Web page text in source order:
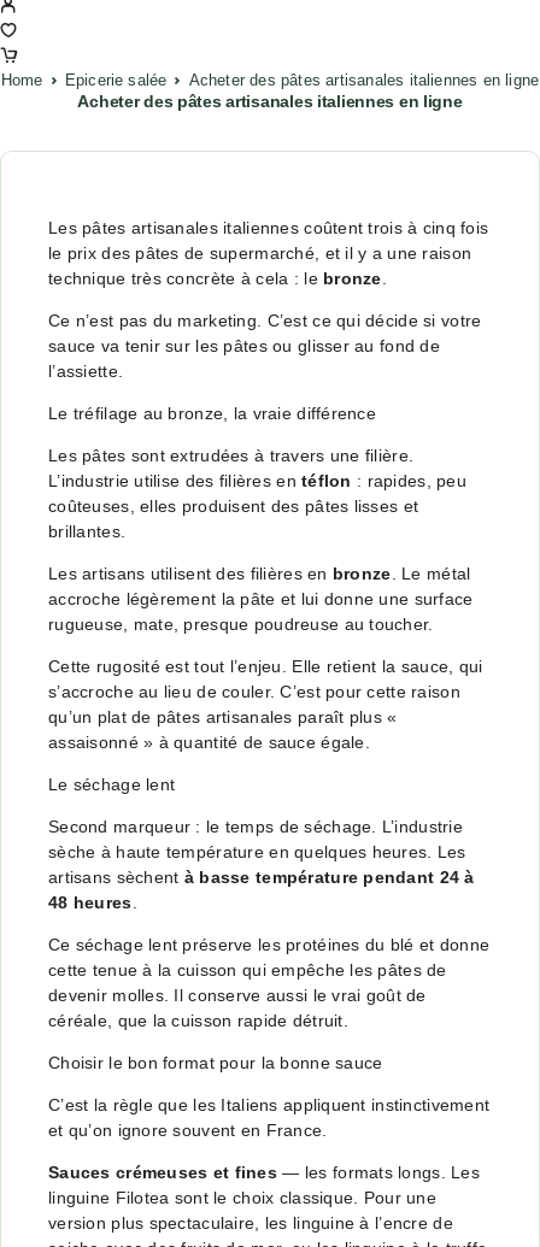
Home Epicerie salée Acheter des pâtes artisanales italiennes en ligne
Acheter des pâtes artisanales italiennes en ligne
Les pâtes artisanales italiennes coûtent trois à cinq fois
le prix des pâtes de supermarché, et il y a une raison
technique très concrète à cela : le bronze
Ce n’est pas du marketing. C’est ce qui décide si votre
sauce va tenir sur les pâtes ou glisser au fond de
l’assiette.
Le tréfilage au bronze, la vraie différence
Les pâtes sont extrudées à travers une filière.
L’industrie utilise des filières entéflon : rapides, peu
coûteuses, elles produisent des pâtes lisses et
brillantes.
Les artisans utilisent des filières en bronze . Le métal
accroche légèrement la pâte et lui donne une surface
rugueuse, mate, presque poudreuse au toucher.
Cette rugosité est tout l’enjeu. Elle retient la sauce, qui
s’accroche au lieu de couler. C’est pour cette raison
qu’un plat de pâtes artisanales paraît plus «
assaisonné » à quantité de sauce égale.
Le séchage lent
Second marqueur : le temps de séchage. L’industrie
sèche à haute température en quelques heures. Les
artisans sèchent à basse température pendant 24 à
48 heures
Ce séchage lent préserve les protéines du blé et donne
cette tenue à la cuisson qui empêche les pâtes de
devenir molles. Il conserve aussi le vrai goût de
céréale, que la cuisson rapide détruit.
Choisir le bon format pour la bonne sauce
C’est la règle que les Italiens appliquent instinctivement
et qu’on ignore souvent en France.
Sauces crémeuses et fines — les formats longs. Les
linguine Filotea sont le choix classique. Pour une
version plus spectaculaire, les linguine à l’encre de